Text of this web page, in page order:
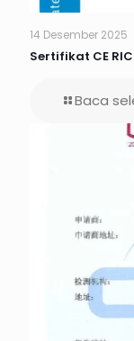
14 Desember 2025
Sertifikat CE
Baca